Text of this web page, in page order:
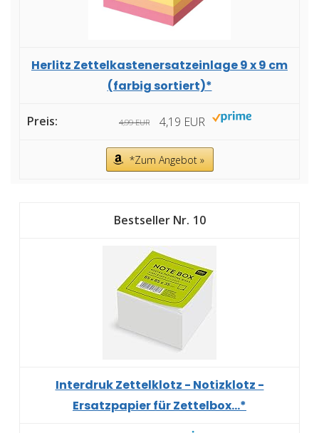
Herlitz Zettelkastenersatzeinlage 9 x 9 cm
(farbig sortiert)*
4,99 EUR 4,19 EUR
*Zum Angebot »
10
Interdruk Zettelklotz - Notizklotz -
Ersatzpapier für Zettelbox...*